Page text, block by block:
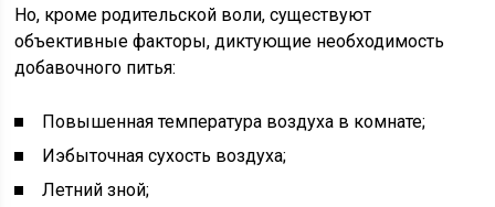
Но, кроме родительской воли, существуют
объективные факторы, диктующие необходимость
добавочного питья:
Повышенная температура воздуха в комнате;
Иэбыточная сухость воздуха;
Летний зной;